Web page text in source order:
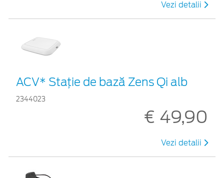
Vezi detalii
ACV* Stație de bază Zens Qi alb
2344023
€ 49,90
Vezi detalii